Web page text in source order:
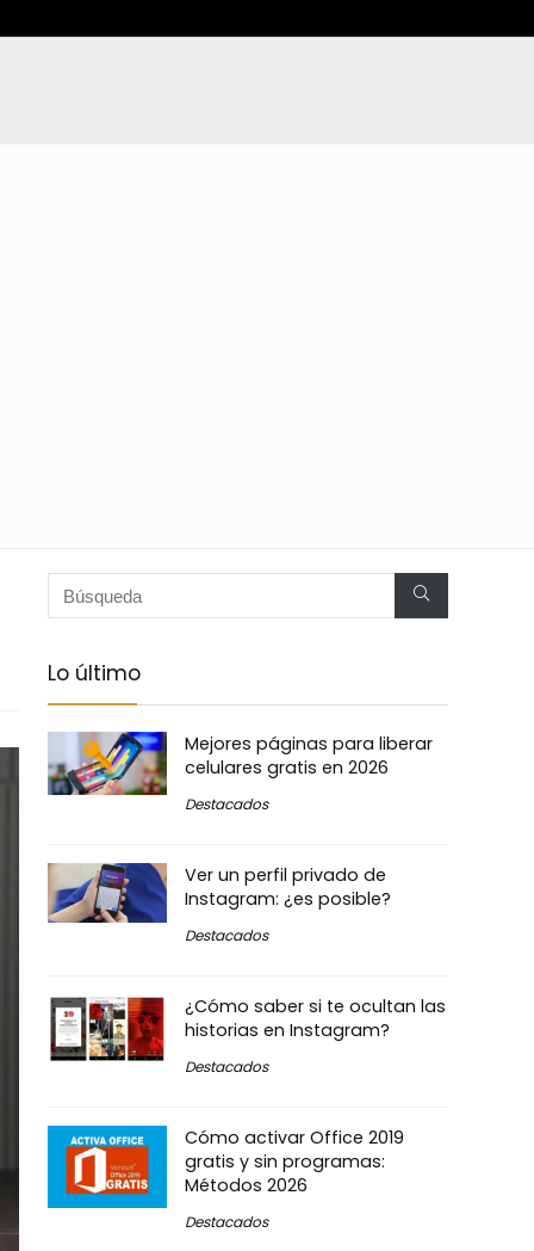
Lo último
Mejores páginas para liberar
celulares gratis en 2026
Destacados
Ver un perfil privado de
Instagram: ¿es posible?
Destacados
¿Cómo saber si te ocultan las
historias en Instagram?
Destacados
Cómo activar Office 2019
gratis y sin programas:
Métodos 2026
Destacados